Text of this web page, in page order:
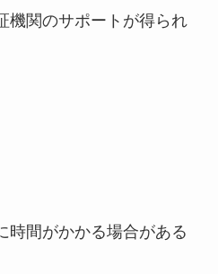
機関のサポートが得られ
時間がかかる場合がある